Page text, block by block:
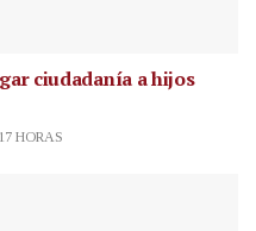
ciudadanía a hijos
HORAS